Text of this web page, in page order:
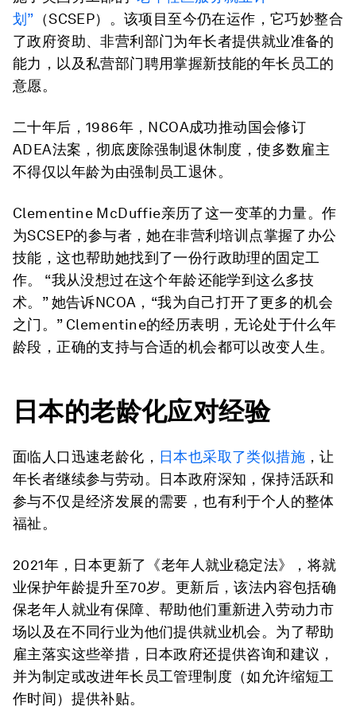
划” （SCSEP）。该项目至今仍在运作，它巧妙整合
了政府资助、非营利部门为年长者提供就业准备的
能力，以及私营部门聘用掌握新技能的年长员工的
意愿。
二十年后，1986年，NCOA成功推动国会修订
ADEA法案，彻底废除强制退休制度，使多数雇主
不得仅以年龄为由强制员工退休。
Clementine McDuffie亲历了这一变革的力量。作
为SCSEP的参与者，她在非营利培训点掌握了办公
技能，这也帮助她找到了一份行政助理的固定工
作。 “我从没想过在这个年龄还能学到这么多技
术。” 她告诉NCOA，“我为自己打开了更多的机会
之门。” Clementine的经历表明，无论处于什么年
龄段，正确的支持与合适的机会都可以改变人生。
日本的老龄化应对经验
面临人口迅速老龄化， 日本也采取了类似措施 ，让
年长者继续参与劳动。日本政府深知，保持活跃和
参与不仅是经济发展的需要，也有利于个人的整体
福祉。
2021年，日本更新了《老年人就业稳定法》，将就
业保护年龄提升至70岁。更新后，该法内容包括确
保老年人就业有保障、帮助他们重新进入劳动力市
场以及在不同行业为他们提供就业机会。为了帮助
雇主落实这些举措，日本政府还提供咨询和建议，
并为制定或改进年长员工管理制度（如允许缩短工
作时间）提供补贴。